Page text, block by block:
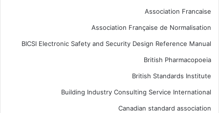
Association Francaise
Association Française de Normalisation
BICSI Electronic Safety and Security Design Reference Manual
British Pharmacopoeia
British Standards Institute
Building Industry Consulting Service International
Canadian standard association